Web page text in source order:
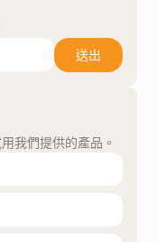
送出
我們提供的產品。